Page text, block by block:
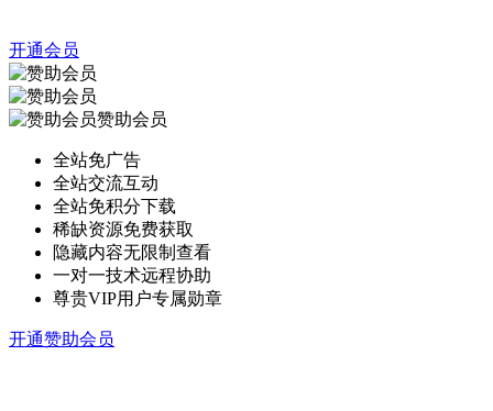
开通会员
赞助会员
全站免广告
全站交流互动
全站免积分下载
稀缺资源免费获取
隐藏内容无限制查看
一对一技术远程协助
尊贵VIP用户专属勋章
开通赞助会员